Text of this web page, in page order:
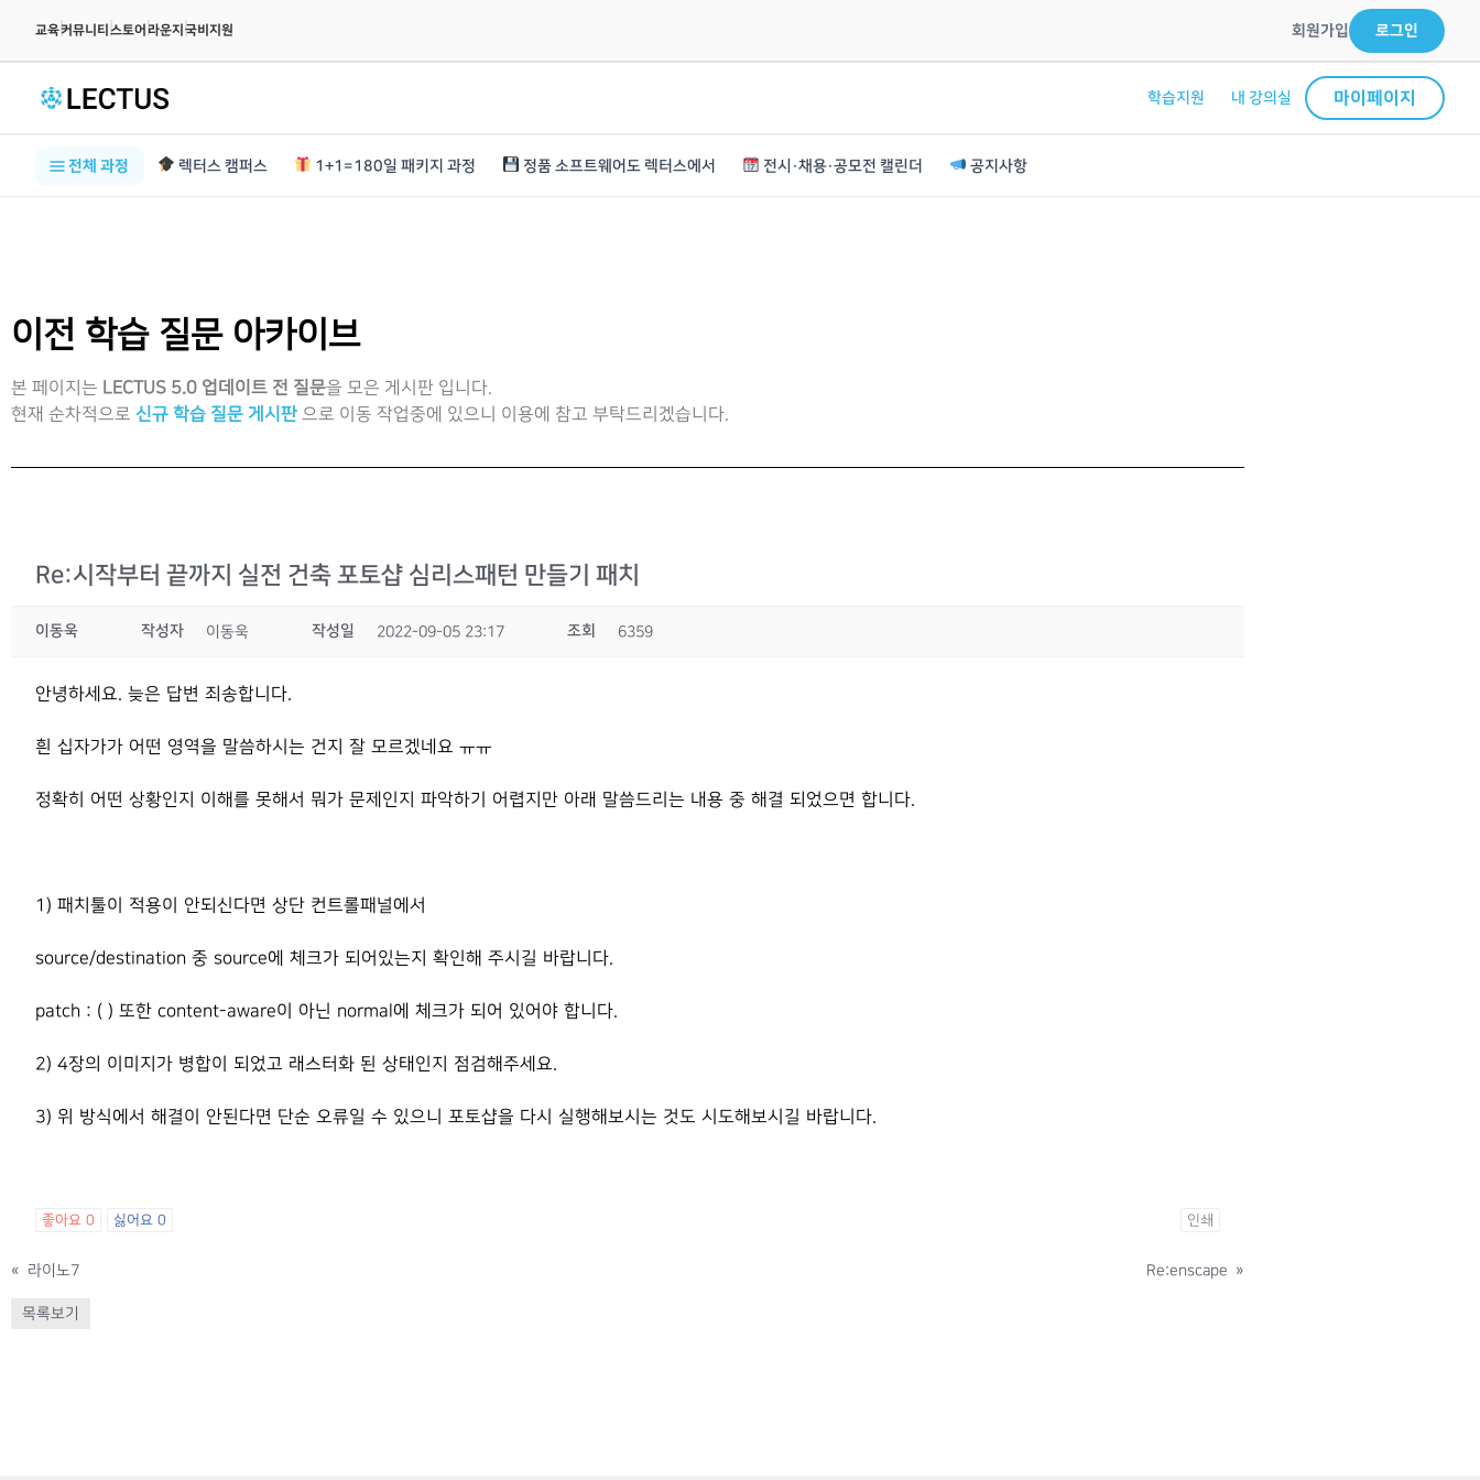
교육|커뮤니티 |스토어 |라운지 |국비지원 회원가입 로그인
학습지원 내 강의실 마이페이지
전체 과정 렉터스 캠퍼스 1+1=180일 패키지 과정 정품 소프트웨어도 렉터스에서 전시·채용·공모전 캘린더 공지사항
이전 학습 질문 아카이브
본 페이지는 LECTUS 5.0 업데이트 전 질문을 모은 게시판 입니다.
현재 순차적으로 신규 학습 질문 게시판 으로 이동 작업중에 있으니 이용에 참고 부탁드리겠습니다.
Re:시작부터 끝까지 실전 건축 포토샵 심리스패턴 만들기 패치
이동욱 작성자 이동욱 작성일 2022-09-05 23:17 조회 6359
안녕하세요. 늦은 답변 죄송합니다.
흰 십자가가 어떤 영역을 말씀하시는 건지 잘 모르겠네요 ㅠㅠ
정확히 어떤 상황인지 이해를 못해서 뭐가 문제인지 파악하기 어렵지만 아래 말씀드리는 내용 중 해결 되었으면 합니다.
1) 패치툴이 적용이 안되신다면 상단 컨트롤패널에서
source/destination 중 source에 체크가 되어있는지 확인해 주시길 바랍니다.
patch : ( ) 또한 content-aware이 아닌 normal에 체크가 되어 있어야 합니다.
2) 4장의 이미지가 병합이 되었고 래스터화 된 상태인지 점검해주세요.
3) 위 방식에서 해결이 안된다면 단순 오류일 수 있으니 포토샵을 다시 실행해보시는 것도 시도해보시길 바랍니다.
좋아요 0 싫어요 0 인쇄
« 라이노7 Re:enscape »
목록보기